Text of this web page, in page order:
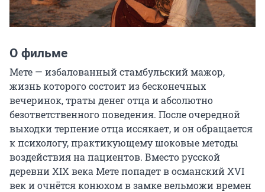
О фильме
Мете — избалованный стамбульский мажор,
жизнь которого состоит из бесконечных
вечеринок, траты денег отца и абсолютно
безответственного поведения. После очередной
выходки терпение отца иссякает, и он обращается
к психологу, практикующему шоковые методы
воздействия на пациентов. Вместо русской
деревни XIX века Мете попадет в османский XVI
век и очнётся конюхом в замке вельможи времен